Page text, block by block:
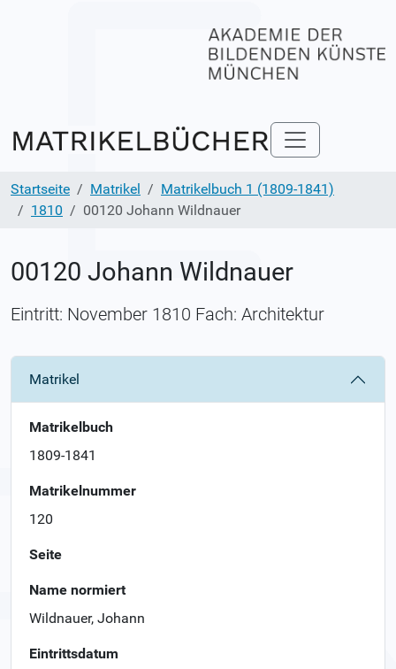
Startseite Matrikel
Matrikelbuch 1 (1809-1841)
1810
00120 Johann Wildnauer
00120 Johann Wildnauer
Eintritt: November 1810 Fach: Architektur
Matrikel
Matrikelbuch
1809-1841
Matrikelnummer
120
Seite
Name normiert
Wildnauer, Johann
Eintrittsdatum